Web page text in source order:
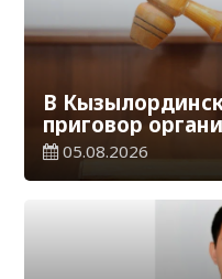
В
приговор
пирамиды
05.08.2026